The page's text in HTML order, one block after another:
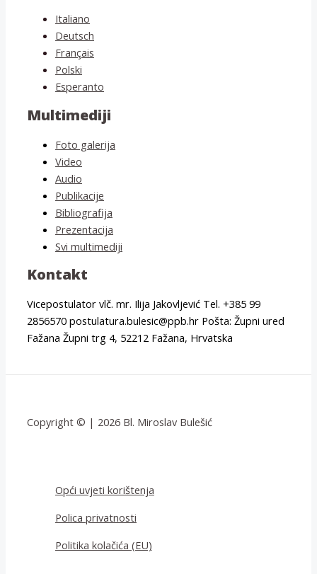
Italiano
Deutsch
Français
Polski
Esperanto
Multimediji
Foto galerija
Video
Audio
Publikacije
Bibliografija
Prezentacija
Svi multimediji
Kontakt
Vicepostulator vlč. mr. Ilija Jakovljević Tel. +385 99
2856570 postulatura.bulesic@ppb.hr Pošta: Župni ured
Fažana Župni trg 4, 52212 Fažana, Hrvatska
Copyright © | 2026 Bl. Miroslav Bulešić
Opći uvjeti korištenja
Polica privatnosti
Politika kolačića (EU)